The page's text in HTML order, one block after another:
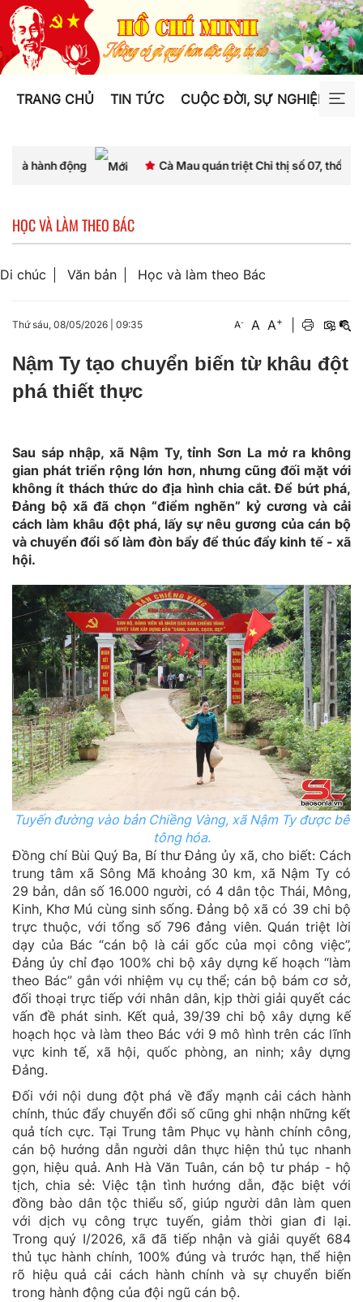
TRANG CHỦ TIN TỨC CUỘC ĐỜI, SỰ NGHIỆP TƯ
Cà Mau quán triệt Chỉ thị số 07, thống nhất nhận
HỌC VÀ LÀM THEO BÁC
Di chúc Văn bản Học và làm theo Bác
Thứ sáu, 08/05/2026 09:35 A- A A+
Nậm Ty tạo chuyển biến từ khâu đột
phá thiết thực
Sau sáp nhập, xã Nậm Ty, tỉnh Sơn La mở ra không
gian phát triển rộng lớn hơn, nhưng cũng đối mặt với
không ít thách thức do địa hình chia cắt. Để bứt phá,
Đảng bộ xã đã chọn “điểm nghẽn” kỷ cương và cải
cách làm khâu đột phá, lấy sự nêu gương của cán bộ
và chuyển đổi số làm đòn bẩy để thúc đẩy kinh tế - xã
hội.
Tuyến đường vào bản Chiềng Vàng, xã Nậm Ty được bê
tông hóa.
Đồng chí Bùi Quý Ba, Bí thư Đảng ủy xã, cho biết: Cách
trung tâm xã Sông Mã khoảng 30 km, xã Nậm Ty có
29 bản, dân số 16.000 người, có 4 dân tộc Thái, Mông,
Kinh, Khơ Mú cùng sinh sống. Đảng bộ xã có 39 chi bộ
trực thuộc, với tổng số 796 đảng viên. Quán triệt lời
dạy của Bác “cán bộ là cái gốc của mọi công việc”,
Đảng ủy chỉ đạo 100% chi bộ xây dựng kế hoạch “làm
theo Bác” gắn với nhiệm vụ cụ thể; cán bộ bám cơ sở,
đối thoại trực tiếp với nhân dân, kịp thời giải quyết các
vấn đề phát sinh. Kết quả, 39/39 chi bộ xây dựng kế
hoạch học và làm theo Bác với 9 mô hình trên các lĩnh
vực kinh tế, xã hội, quốc phòng, an ninh; xây dựng
Đảng.
Đối với nội dung đột phá về đẩy mạnh cải cách hành
chính, thúc đẩy chuyển đổi số cũng ghi nhận những kết
quả tích cực. Tại Trung tâm Phục vụ hành chính công,
cán bộ hướng dẫn người dân thực hiện thủ tục nhanh
gọn, hiệu quả. Anh Hà Văn Tuân, cán bộ tư pháp - hộ
tịch, chia sẻ: Việc tận tình hướng dẫn, đặc biệt với
đồng bào dân tộc thiểu số, giúp người dân làm quen
với dịch vụ công trực tuyến, giảm thời gian đi lại.
Trong quý I/2026, xã đã tiếp nhận và giải quyết 684
thủ tục hành chính, 100% đúng và trước hạn, thể hiện
rõ hiệu quả cải cách hành chính và sự chuyển biến
trong hành động của đội ngũ cán bộ.